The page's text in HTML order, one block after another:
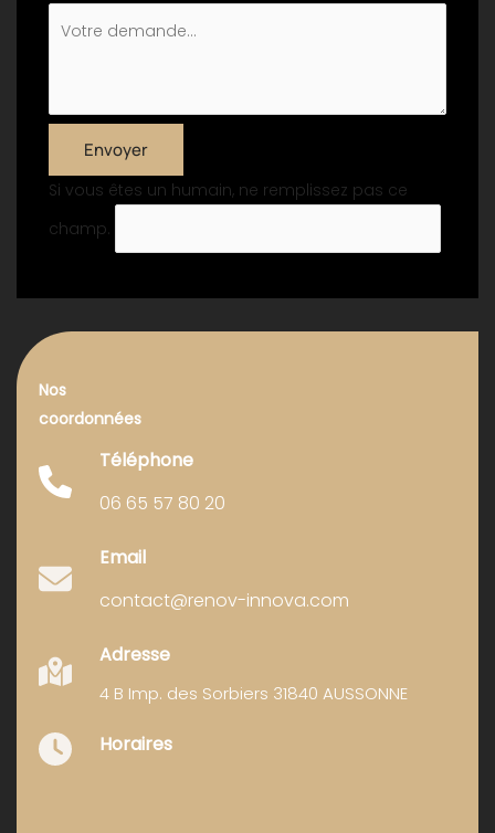
Envoyer
Si vous êtes un humain, ne remplissez pas ce
champ.
Nos
coordonnées
Téléphone
06 65 57 80 20
Email
contact@renov-innova.com
Adresse
4 B Imp. des Sorbiers 31840 AUSSONNE
Horaires